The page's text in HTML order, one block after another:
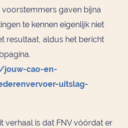
gaven bijna
te kennen eigenlijk niet
resultaat, aldus het bericht
cao-en-
uitslag-
verhaal is dat FNV vóórdat er